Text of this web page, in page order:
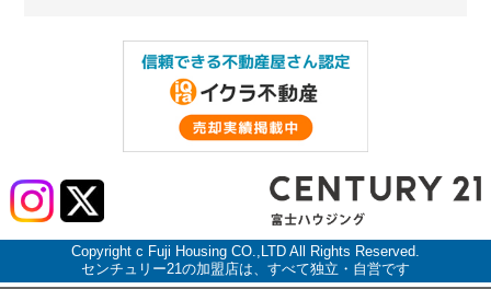
Copyright c Fuji Housing CO.,LTD All Rights Reserved.
センチュリー21の加盟店は、すべて独立・自営です